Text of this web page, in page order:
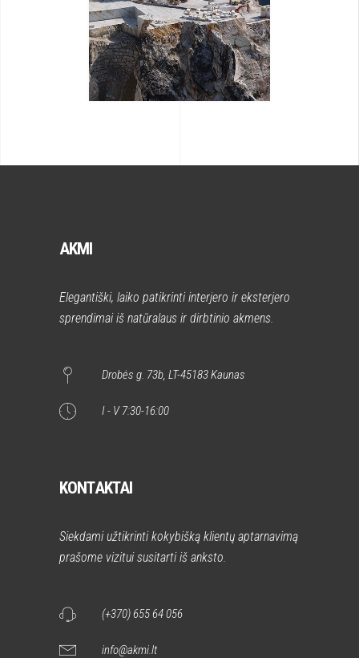
AKMI
Elegantiški, laiko patikrinti interjero ir eksterjero
sprendimai iš natūralaus ir dirbtinio akmens.
Drobės g. 73b, LT-45183 Kaunas
I - V 7:30-16:00
KONTAKTAI
Siekdami užtikrinti kokybišką klientų aptarnavimą
prašome vizitui susitarti iš anksto.
(+370) 655 64 056
info@akmi.lt